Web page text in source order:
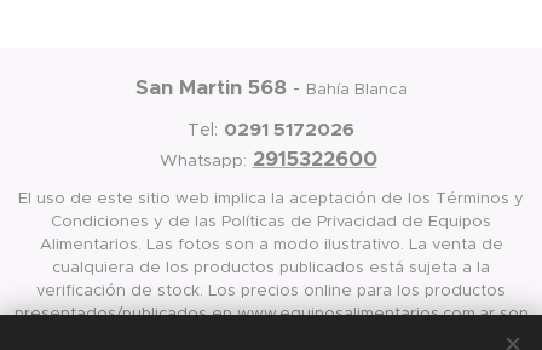
San Martin 568- Bahía Blanca
Tel: 0291 5172026
Whatsapp: 2915322600
El uso de este sitio web implica la aceptación de los Términos y
Condiciones y de las Políticas de Privacidad de Equipos
Alimentarios. Las fotos son a modo ilustrativo. La venta de
cualquiera de los productos publicados está sujeta a la
verificación de stock. Los precios online para los productos
presentados/publicados en www.equiposalimentarios.com.ar son
válidos exclusivamente para la compra vía internet en las página